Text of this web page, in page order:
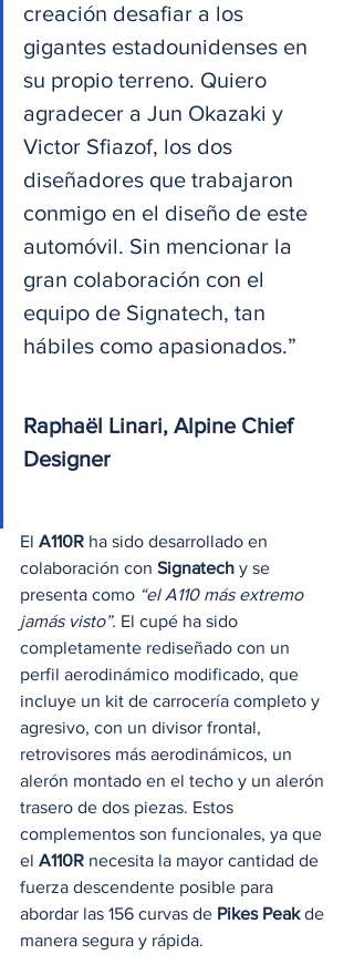
creación desafiar a los
gigantes estadounidenses en
su propio terreno. Quiero
agradecer a Jun Okazaki y
Victor Sfiazof, los dos
diseñadores que trabajaron
conmigo en el diseño de este
automóvil. Sin mencionar la
gran colaboración con el
equipo de Signatech, tan
hábiles como apasionados.”
Raphaël Linari, Alpine Chief
Designer
El A110R ha sido desarrollado en
colaboración con Signatech y se
presenta como “el A110 más extremo
jamás visto”. El cupé ha sido
completamente rediseñado con un
perfil aerodinámico modificado, que
incluye un kit de carrocería completo y
agresivo, con un divisor frontal,
retrovisores más aerodinámicos, un
alerón montado en el techo y un alerón
trasero de dos piezas. Estos
complementos son funcionales, ya que
el A110R necesita la mayor cantidad de
fuerza descendente posible para
abordar las 156 curvas de Pikes Peak de
manera segura y rápida.